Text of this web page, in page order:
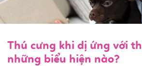
Thú cưng khi dị ứng với
những biểu hiện nào?